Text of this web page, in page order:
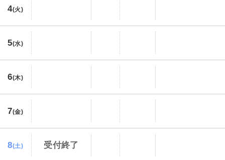
4(火)
5(水)
6(木)
7(金)
8(土) 受付終了